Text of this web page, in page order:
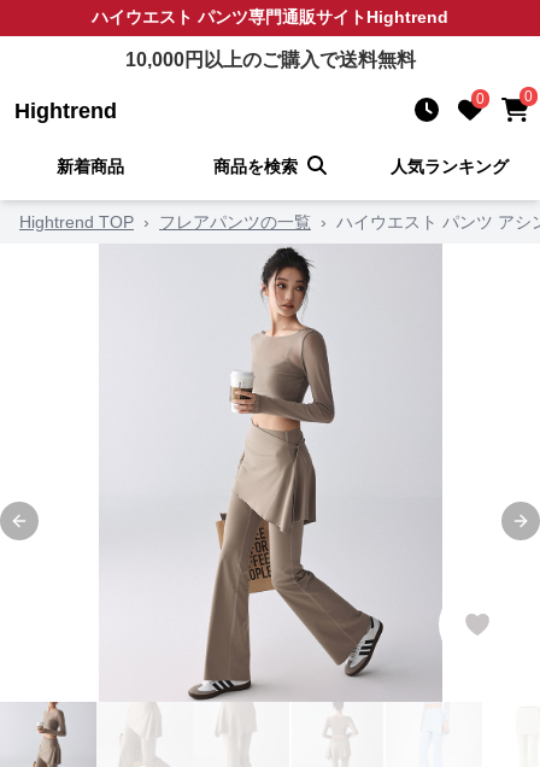
ハイウエスト パンツ専門通販サイトHightrend
10,000円以上のご購入で送料無料
Hightrend 0 0
新着商品 商品を検索 人気ランキング
Hightrend TOP › フレアパンツの一覧 › ハイウエスト パンツ アシ
Previous slide